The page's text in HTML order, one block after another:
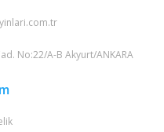
No:22/A-B Akyurt/ANKARA